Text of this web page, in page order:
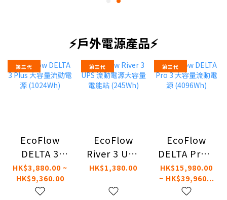
⚡戶外電源產品⚡
第三代
EcoFlow
DELTA 3
Plus 大容量
流動電源
(1024Wh)
HK$3,880.00 ~
HK$9,360.00
第三代
EcoFlow
River 3 UPS
流動電源大
(245Wh)
HK$1,380.00
第三代
EcoFlow
DELTA Pro 3
大容量流動
電源
(4096Wh)
HK$15,980.00
~ HK$39,960...